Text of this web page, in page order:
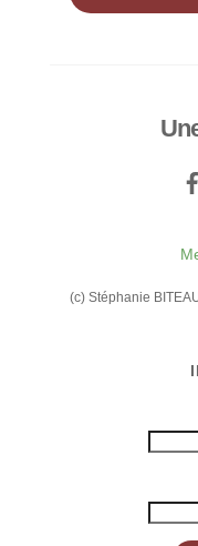
(c) Stéphanie